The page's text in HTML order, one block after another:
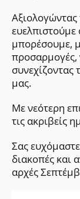
Αξιολογώντας
μπορέσουμε,
προσαρμογές,
συνεχίζοντας
μας.
Με νεότερη
τις ακριβείς
Σας
διακοπές και
αρχές